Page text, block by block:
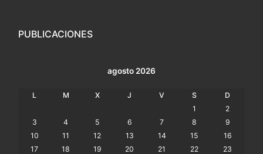
PUBLICACIONES
agosto 2026
L M X J V S
D
1
2
3
4 5 6 7 8
9
10
11 12 13 14 15
16
17
18 19 20 21 22
23